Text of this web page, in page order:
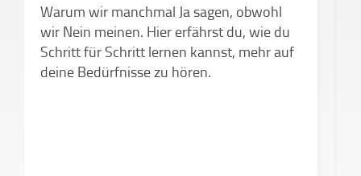
Warum wir manchmal Ja sagen, obwohl
wir Nein meinen. Hier erfährst du, wie du
Schritt für Schritt lernen kannst, mehr auf
deine Bedürfnisse zu hören.